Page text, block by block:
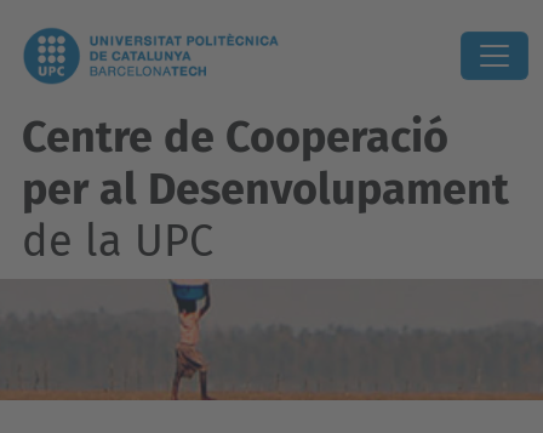
Centre de Cooperació
per al Desenvolupament
de la UPC